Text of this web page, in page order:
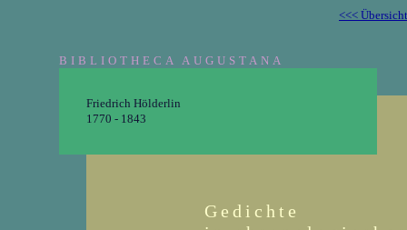
<<< Übersicht
BIBLIOTHECA AUGUSTANA
Friedrich Hölderlin
1770 - 1843
Gedichte